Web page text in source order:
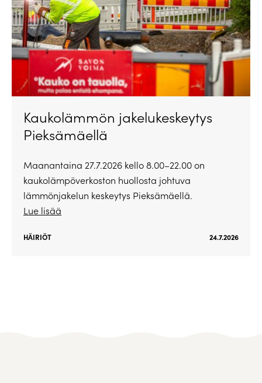
Kaukolämmön jakelukeskeytys
Pieksämäellä
Maanantaina 27.7.2026 kello 8.00–22.00 on
kaukolämpöverkoston huollosta johtuva
lämmönjakelun keskeytys Pieksämäellä.
Lue lisää
HÄIRIÖT 24.7.2026